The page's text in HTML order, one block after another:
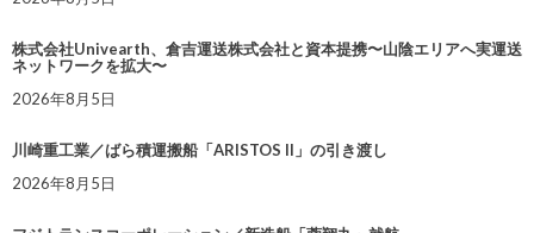
株式会社Univearth、倉吉運送株式会社と資本提携〜山陰エリアへ実運送
ネットワークを拡大〜
2026年8月5日
川崎重工業／ばら積運搬船「ARISTOS II」の引き渡し
2026年8月5日